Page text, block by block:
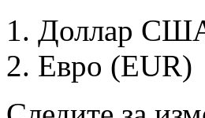
Доллар
Евро (EUR)